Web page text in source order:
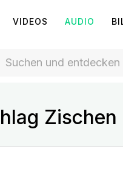
VIDEOS AUDIO
Zischen